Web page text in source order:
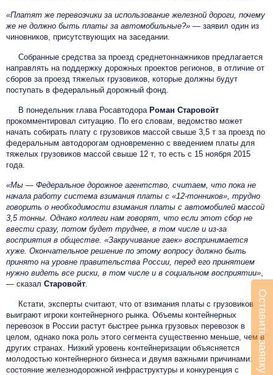
«Платят же перевозчики за использование железной дороги, почему
же не должно быть платы за автомобильные?» — заявил один из
чиновников, присутствующих на заседании.
Собранные средства за проезд среднетоннажников предлагается
направлять на поддержку дорожных проектов регионов, в отличие от
сборов за проезд тяжелых грузовиков, которые должны будут
поступать в федеральный дорожный фонд.
В понедельник глава Росавтодора Роман Старовойт
прокомментировал ситуацию. По его словам, ведомство может
начать собирать плату с грузовиков массой свыше 3,5 т за проезд по
федеральным автодорогам одновременно с введением платы для
тяжелых грузовиков массой свыше 12 т, то есть с 15 ноября 2015
года.
«Мы — Федеральное дорожное агентство, считаем, что пока не
начала работу система взимания платы с «12-тонников», трудно
говорить о необходимости взимания платы с автомобилей массой
3,5 тонны. Однако коллеги нам говорят, что если этот сбор не
ввести сразу, потом будет труднее, в том числе и из-за
восприятия в обществе. «Закручивание гаек» воспринимается
хуже. Окончательное решение по этому вопросу должно быть
принято на уровне правительства России, перед его принятием
нужно видеть все риски, в том числе и в социальном восприятии»
— сказал Старовойт
Кстати, эксперты считают, что от взимания платы с грузовиков
выиграют игроки контейнерного рынка. Объемы контейнерных
перевозок в России растут быстрее рынка грузовых перевозок в
целом, однако пока роль этого сегмента существенно меньше, чем в
других странах. Низкий уровень контейнеризации объясняется
молодостью контейнерного бизнеса и двумя важными причинами:
состояние железнодорожной инфраструктуры и конкуренция с
Оставить заявку